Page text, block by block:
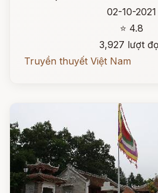
02-10-2021
⭐ 4.8
3,927 lượt
Truyền thuyết Việt Nam